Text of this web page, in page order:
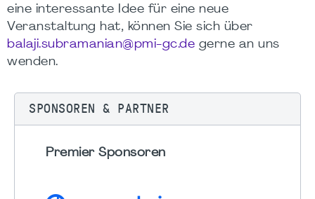
eine interessante Idee für eine neue
Veranstaltung hat, können Sie sich über
balaji.subramanian@pmi-gc.de gerne an uns
wenden.
SPONSOREN & PARTNER
Premier Sponsoren